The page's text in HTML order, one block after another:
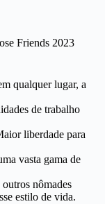
Friends 2023
qualquer lugar, a
de trabalho
liberdade para
vasta gama de
nômades
estilo de vida.